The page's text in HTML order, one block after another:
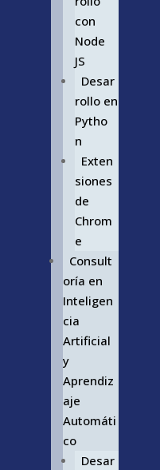
con
Node
JS
Desar
rollo en
Pytho
n
Exten
siones
de
Chrom
e
Consult
oría en
Inteligen
cia
Artificial
y
Aprendiz
aje
Automáti
co
Desar